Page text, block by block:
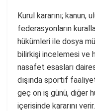
Kurul kararını; kanun,
federasyonların
hükümleri ile dosya
bilirkişi incelemesi ve
nasafet esasları
dışında sportif
geç on iş günü, diğer
içerisinde kararını